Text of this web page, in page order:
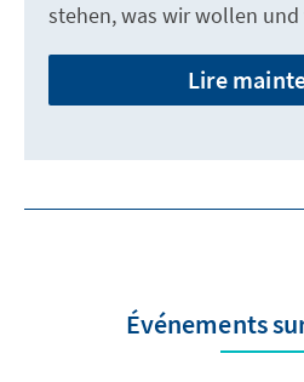
stehen, was wir wollen
Lire
Événements